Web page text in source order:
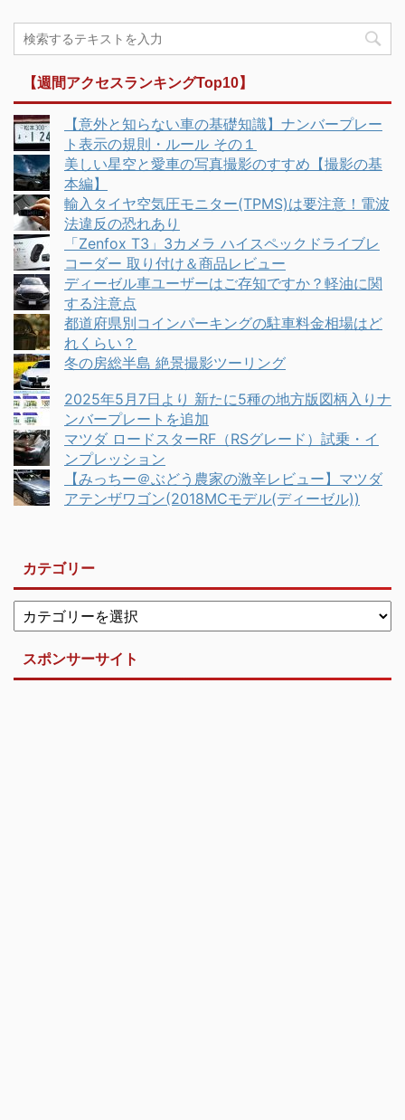
【週間アクセスランキングTop10】
【意外と知らない車の基礎知識】ナンバープレー
ト表示の規則・ルール その１
美しい星空と愛車の写真撮影のすすめ【撮影の基
本編】
輸入タイヤ空気圧モニター(TPMS)は要注意！電波
法違反の恐れあり
「Zenfox T3」3カメラ ハイスペックドライブレ
コーダー 取り付け＆商品レビュー
ディーゼル車ユーザーはご存知ですか？軽油に関
する注意点
都道府県別コインパーキングの駐車料金相場はど
れくらい？
冬の房総半島 絶景撮影ツーリング
2025年5月7日より 新たに5種の地方版図柄入りナ
ンバープレートを追加
マツダ ロードスターRF（RSグレード）試乗・イ
ンプレッション
【みっちー＠ぶどう農家の激辛レビュー】マツダ
アテンザワゴン(2018MCモデル(ディーゼル))
カテゴリー
スポンサーサイト